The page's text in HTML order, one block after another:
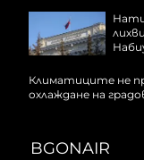
Климатиците не
охлаждане на
BGONAIR